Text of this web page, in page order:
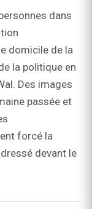
dans
domicile de la
la politique en
Des images
passée et
forcé la
devant le